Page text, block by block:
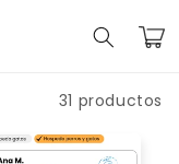
Carrito
31 productos